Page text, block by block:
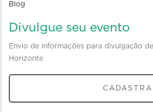
Blog
Divulgue seu evento
Envio de informações para divulgação
Horizonte